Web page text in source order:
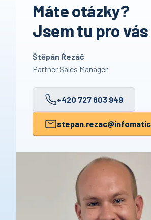
Máte otázky?
Jsem tu pro vás
Štěpán Řezáč
Partner Sales Manager
+420 727 803 949
stepan.rezac